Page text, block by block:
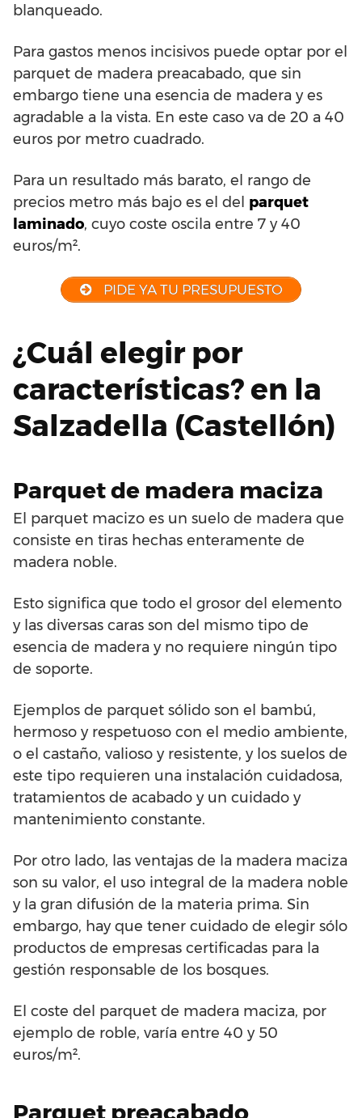
blanqueado.
Para gastos menos incisivos puede optar por el
parquet de madera preacabado, que sin
embargo tiene una esencia de madera y es
agradable a la vista. En este caso va de 20 a 40
euros por metro cuadrado.
Para un resultado más barato, el rango de
precios metro más bajo es el del parquet
laminado, cuyo coste oscila entre 7 y 40
euros/m².
PIDE YA TU PRESUPUESTO
¿Cuál elegir por
características? en la
Salzadella (Castellón)
Parquet de madera maciza
El parquet macizo es un suelo de madera que
consiste en tiras hechas enteramente de
madera noble.
Esto significa que todo el grosor del elemento
y las diversas caras son del mismo tipo de
esencia de madera y no requiere ningún tipo
de soporte.
Ejemplos de parquet sólido son el bambú,
hermoso y respetuoso con el medio ambiente,
o el castaño, valioso y resistente, y los suelos de
este tipo requieren una instalación cuidadosa,
tratamientos de acabado y un cuidado y
mantenimiento constante.
Por otro lado, las ventajas de la madera maciza
son su valor, el uso integral de la madera noble
y la gran difusión de la materia prima. Sin
embargo, hay que tener cuidado de elegir sólo
productos de empresas certificadas para la
gestión responsable de los bosques.
El coste del parquet de madera maciza, por
ejemplo de roble, varía entre 40 y 50
euros/m².
Parquet preacabado